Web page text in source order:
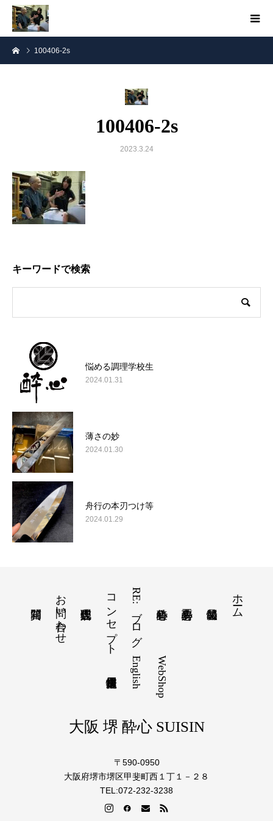
100406-2s
100406-2s
2023.3.24
キーワードで検索
悩める調理学校生
2024.01.31
薄さの妙
2024.01.30
舟行の本刃つけ等
2024.01.29
ホーム
RE:ブログ
コンセプト
お問い合わせ
WebShop
English
大阪 堺 酔心 SUISIN
〒590-0950
大阪府堺市堺区甲斐町西１丁１－２８
TEL:072-232-3238